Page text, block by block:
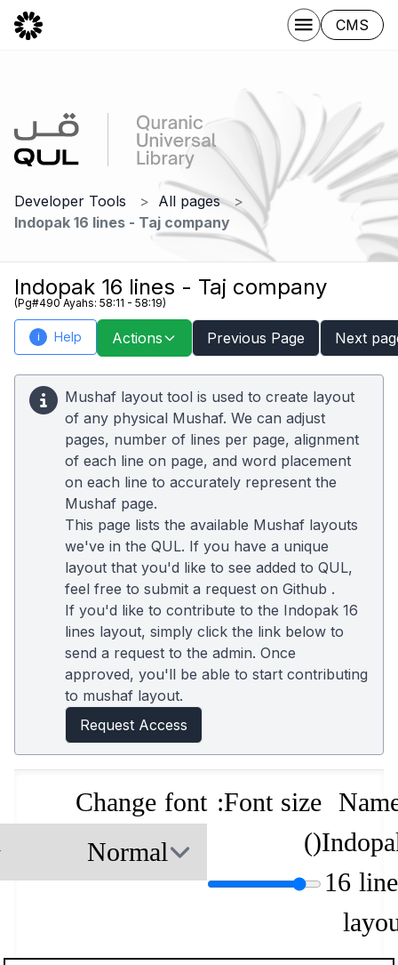
CMS
Developer Tools
All pages
Indopak 16 lines - Taj company
Indopak 16 lines - Taj company
(Pg#490 Ayahs: 58:11 - 58:19)
i Help Actions Previous Page Next
Mushaf layout tool is used to create layout
of any physical Mushaf. We can adjust
pages, number of lines per page, alignment
of each line on page, and word placement
on each line to accurately represent the
Mushaf page.
This page lists the available Mushaf layouts
we've in the QUL. If you have a unique
layout that you'd like to see added to QUL,
feel free to submit a request on Github .
If you'd like to contribute to the Indopak 16
lines layout, simply click the link below to
send a request to the admin. Once
approved, you'll be able to start contributing
to mushaf layout.
Request Access
16
Font size:
(
)
Change font